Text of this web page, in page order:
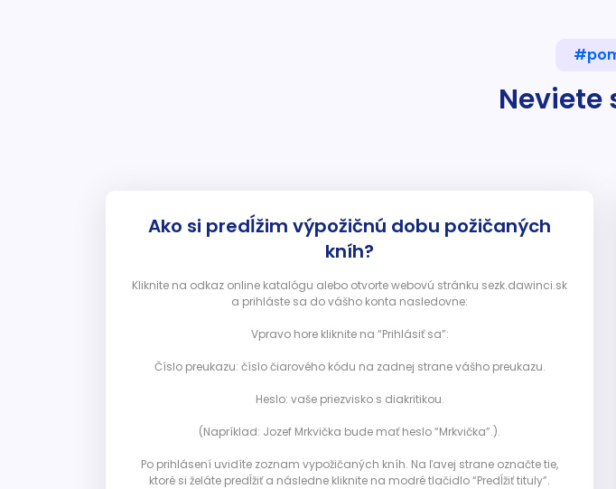
Neviete
Ako si predĺžim výpožičnú dobu požičaných
kníh?
Kliknite na odkaz online katalógu alebo otvorte webovú stránku sezk.dawinci.sk
a prihláste sa do vášho konta nasledovne:
Vpravo hore kliknite na “Prihlásiť sa”:
Číslo preukazu: číslo čiarového kódu na zadnej strane vášho preukazu.
Heslo: vaše priezvisko s diakritikou.
(Napríklad: Jozef Mrkvička bude mať heslo “Mrkvička”.).
Po prihlásení uvidíte zoznam vypožičaných kníh. Na ľavej strane označte tie,
ktoré si želáte predĺžiť a následne kliknite na modré tlačidlo “Predĺžiť tituly”.